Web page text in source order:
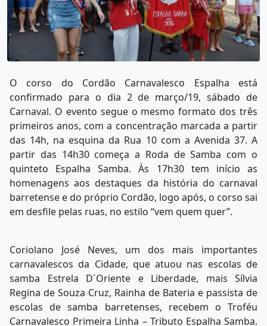
O corso do Cordão Carnavalesco Espalha está
confirmado para o dia 2 de março/19, sábado de
Carnaval. O evento segue o mesmo formato dos três
primeiros anos, com a concentração marcada a partir
das 14h, na esquina da Rua 10 com a Avenida 37. A
partir das 14h30 começa a Roda de Samba com o
quinteto Espalha Samba. Às 17h30 tem início as
homenagens aos destaques da história do carnaval
barretense e do próprio Cordão, logo após, o corso sai
em desfile pelas ruas, no estilo “vem quem quer”.
Coriolano José Neves, um dos mais importantes
carnavalescos da Cidade, que atuou nas escolas de
samba Estrela D´Oriente e Liberdade, mais Sílvia
Regina de Souza Cruz, Rainha de Bateria e passista de
escolas de samba barretenses, recebem o Troféu
Carnavalesco Primeira Linha – Tributo Espalha Samba.